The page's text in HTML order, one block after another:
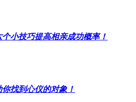
小技巧提高相亲成功概率！
找到心仪的对象！